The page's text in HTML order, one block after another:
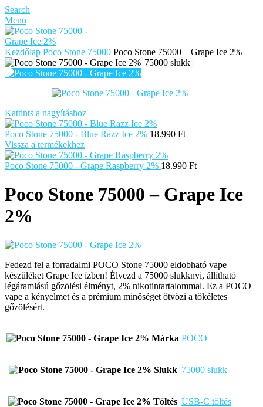
Search
Menü
Kezdőlap Poco Stone 75000 Poco Stone 75000 – Grape Ice 2%
75000 slukk
Kattints a nagyításhoz
Poco Stone 75000 - Blue Razz Ice 2% 18.990 Ft
Vissza a termékekhez
Poco Stone 75000 - Grape Raspberry 2% 18.990 Ft
Poco Stone 75000 – Grape Ice
2%
Fedezd fel a forradalmi POCO Stone 75000 eldobható vape
készüléket Grape Ice ízben! Élvezd a 75000 slukknyi, állítható
légáramlású gőzölési élményt, 2% nikotintartalommal. Ez a POCO
vape a kényelmet és a prémium minőséget ötvözi a tökéletes
gőzölésért.
Márka POCO
Slukk 75000 slukk
Töltés USB-C töltés